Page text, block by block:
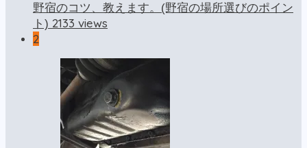
野宿のコツ、教えます。(野宿の場所選びのポイン
ト) 2133 views
2